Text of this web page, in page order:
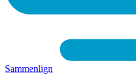
Sammenlign